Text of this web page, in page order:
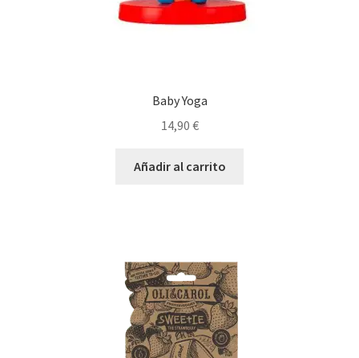
Baby Yoga
14,90 €
Añadir al carrito